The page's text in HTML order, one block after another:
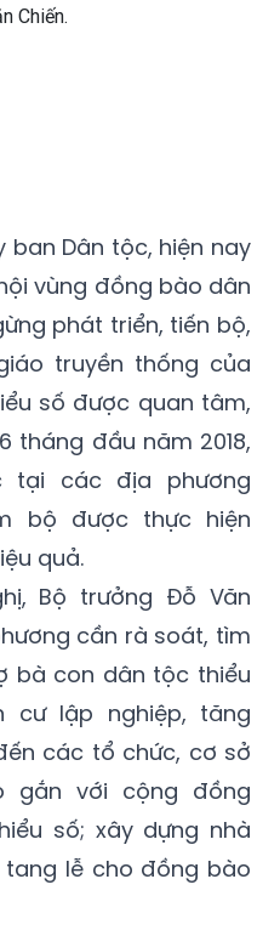
Chiến.
ban Dân tộc, hiện nay
vùng đồng bào dân
phát triển, tiến bộ,
truyền thống của
số được quan tâm,
tháng đầu năm 2018,
tại các địa phương
bộ được thực hiện
quả.
Bộ trưởng Đỗ Văn
cần rà soát, tìm
bà con dân tộc thiểu
lập nghiệp, tăng
các tổ chức, cơ sở
gắn với cộng đồng
số; xây dựng nhà
tang lễ cho đồng bào